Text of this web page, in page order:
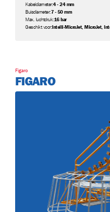
Kabeldiameter:4 - 24 mm
Buisdiameter:7 - 50 mm
Max. luchtdruk:16 bar
Geschikt voor:Intelli-MicroJet, MicroJet,
Figaro
FIGARO